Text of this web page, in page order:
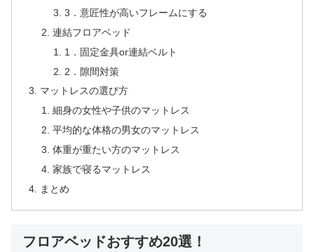
3．意匠性が高いフレームにする
連結フロアベッド
1．固定金具or連結ベルト
2．隙間対策
マットレスの選び方
細身の女性や子供のマットレス
平均的な体格の男女のマットレス
体重が重たい方のマットレス
家族で寝るマットレス
まとめ
フロアベッドおすすめ20選！